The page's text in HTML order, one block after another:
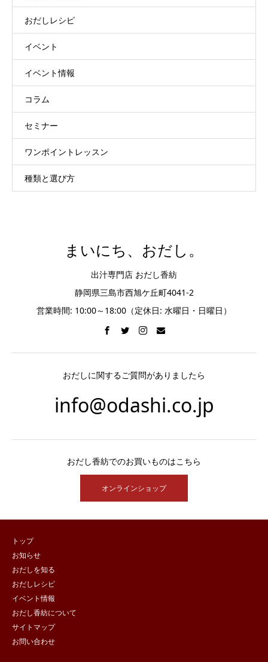
おだしレシピ
イベント
イベント情報
コラム
セミナー
ワンポイントレッスン
種類と選び方
まいにち、おだし。
出汁専門店 おだし香紡
静岡県三島市西旭ケ丘町4041-2
営業時間: 10:00～18:00（定休日: 水曜日・日曜日）
おだしに関するご質問がありましたら
info@odashi.co.jp
おだし香紡でのお買いものはこちら
オンラインショップ
トップ
お知らせ
おだしを知る
おだしレシピ
イベント情報
おだし香紡について
サイトマップ
お問い合わせ